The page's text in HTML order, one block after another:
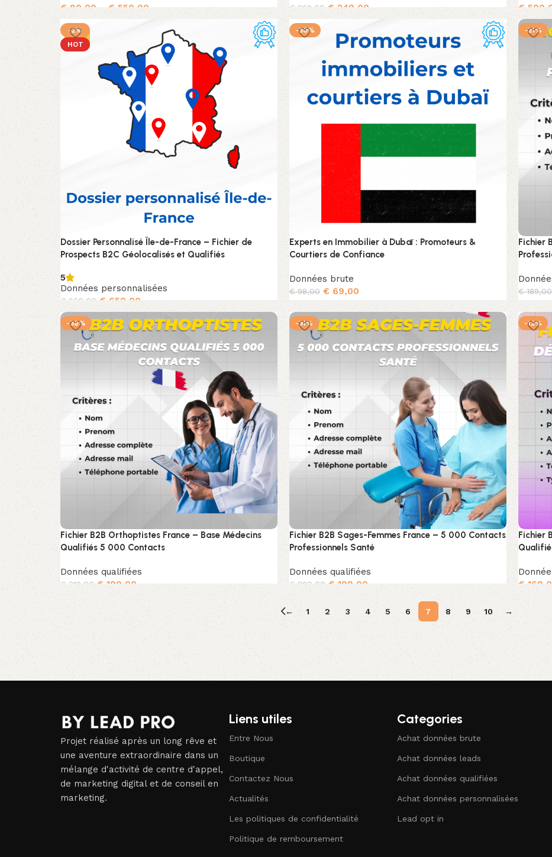
€80,00 –€550,00
Choix des options
€ 269,00 €249,00
Ajouter au panier
€
Choix
-2%
HOT
Dossier Personnalisé Île-de-France – Fichier de
Prospects B2C Géolocalisés et Qualifiés
5
Données personnalisées
€660,00 € 650,00
Choix des options
-30%
Experts en Immobilier à Dubaï : Promoteurs &
Courtiers de Confiance
Données brute
€98,00 € 69,00
Ajouter au panier
-21%
Fichier
€189,00
-38%
Fichier B2B Orthoptistes France – Base Médecins
Qualifiés 5 000 Contacts
Données qualifiées
€ 319,00 € 199,00
Ajouter au panier
-31%
Fichier B2B Sages-Femmes France – 5 000 Contacts
Professionnels Santé
Données qualifiées
€ 290,00 € 199,00
Ajouter au panier
-12%
Fichier
€
Choix
← 1 2 3 4 5 6 7 8 9 10 →
Projet réalisé après un long rêve et
une aventure extraordinaire dans un
mélange d'activité de centre d'appel,
de marketing digital et de conseil en
marketing.
Liens utiles
Entre Nous
Boutique
Contactez Nous
Actualités
Les politiques de confidentialité
Politique de remboursement
Categories
Achat données brute
Achat données leads
Achat données qualifiées
Achat données personnalisées
Lead opt in